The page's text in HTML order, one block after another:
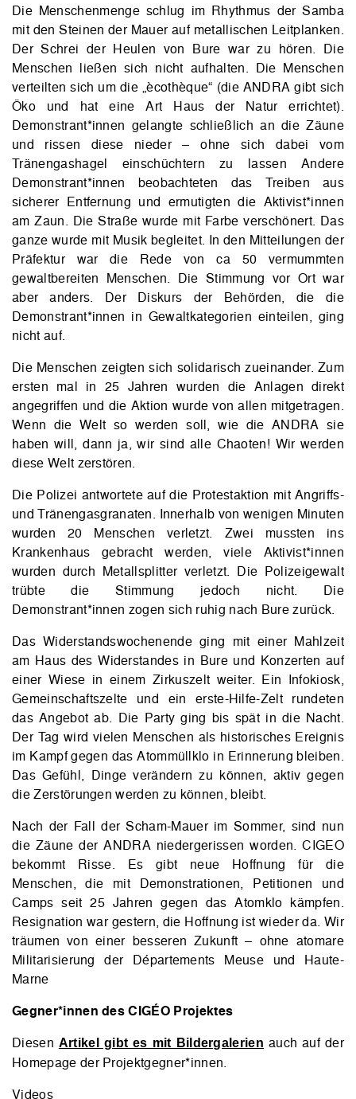
Die Menschenmenge schlug im Rhythmus der Samba
mit den Steinen der Mauer auf metallischen Leitplanken.
Der Schrei der Heulen von Bure war zu hören. Die
Menschen ließen sich nicht aufhalten. Die Menschen
verteilten sich um die „ècothèque“ (die ANDRA gibt sich
Öko und hat eine Art Haus der Natur errichtet).
Demonstrant*innen gelangte schließlich an die Zäune
und rissen diese nieder – ohne sich dabei vom
Tränengashagel einschüchtern zu lassen Andere
Demonstrant*innen beobachteten das Treiben aus
sicherer Entfernung und ermutigten die Aktivist*innen
am Zaun. Die Straße wurde mit Farbe verschönert. Das
ganze wurde mit Musik begleitet. In den Mitteilungen der
Präfektur war die Rede von ca 50 vermummten
gewaltbereiten Menschen. Die Stimmung vor Ort war
aber anders. Der Diskurs der Behörden, die die
Demonstrant*innen in Gewaltkategorien einteilen, ging
nicht auf.
Die Menschen zeigten sich solidarisch zueinander. Zum
ersten mal in 25 Jahren wurden die Anlagen direkt
angegriffen und die Aktion wurde von allen mitgetragen.
Wenn die Welt so werden soll, wie die ANDRA sie
haben will, dann ja, wir sind alle Chaoten! Wir werden
diese Welt zerstören.
Die Polizei antwortete auf die Protestaktion mit Angriffs-
und Tränengasgranaten. Innerhalb von wenigen Minuten
wurden 20 Menschen verletzt. Zwei mussten ins
Krankenhaus gebracht werden, viele Aktivist*innen
wurden durch Metallsplitter verletzt. Die Polizeigewalt
trübte die Stimmung jedoch nicht. Die
Demonstrant*innen zogen sich ruhig nach Bure zurück.
Das Widerstandswochenende ging mit einer Mahlzeit
am Haus des Widerstandes in Bure und Konzerten auf
einer Wiese in einem Zirkuszelt weiter. Ein Infokiosk,
Gemeinschaftszelte und ein erste-Hilfe-Zelt rundeten
das Angebot ab. Die Party ging bis spät in die Nacht.
Der Tag wird vielen Menschen als historisches Ereignis
im Kampf gegen das Atommüllklo in Erinnerung bleiben.
Das Gefühl, Dinge verändern zu können, aktiv gegen
die Zerstörungen werden zu können, bleibt.
Nach der Fall der Scham-Mauer im Sommer, sind nun
die Zäune der ANDRA niedergerissen worden. CIGEO
bekommt Risse. Es gibt neue Hoffnung für die
Menschen, die mit Demonstrationen, Petitionen und
Camps seit 25 Jahren gegen das Atomklo kämpfen.
Resignation war gestern, die Hoffnung ist wieder da. Wir
träumen von einer besseren Zukunft – ohne atomare
Militarisierung der Départements Meuse und Haute-
Marne
Gegner*innen des CIGÉO Projektes
Diesen Artikel gibt es mit Bildergalerien auch auf der
Homepage der Projektgegner*innen.
Videos